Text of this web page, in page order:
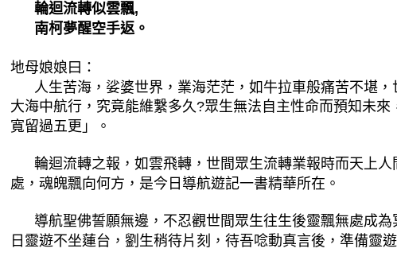
輪迴流轉似雲飄,
南柯夢醒空手返。
地母娘娘曰：
人生苦海，娑婆世界，業海茫茫，如牛拉車般痛苦不堪
大海中航行，究竟能維繫多久?眾生無法自主性命而預知未
寬留過五更」。
輪迴流轉之報，如雲飛轉，世間眾生流轉業報時而天上
處，魂魄飄向何方，是今日導航遊記一書精華所在。
導航聖佛誓願無邊，不忍觀世間眾生往生後靈飄無處成
日靈遊不坐蓮台，劉生稍待片刻，待吾唸動真言後，準備靈